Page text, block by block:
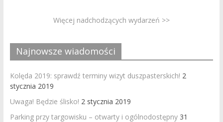
Więcej nadchodzących wydarzeń >>
Najnowsze wiadomości
Kolęda 2019: sprawdź terminy wizyt duszpasterskich! 2
stycznia 2019
Uwaga! Będzie ślisko! 2 stycznia 2019
Parking przy targowisku – otwarty i ogólnodostępny 31